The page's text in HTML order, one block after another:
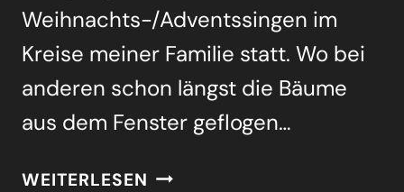
Wei­h­­nachts-/Ad­­vent­s­­sin­­gen im
Krei­se mei­ner Fami­lie statt. Wo bei
ande­ren schon längst die Bäu­me
aus dem Fens­ter geflo­gen…
WEITERLESEN MOR­